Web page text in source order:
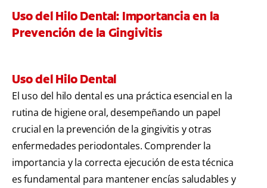
Uso del Hilo Dental: Importancia en la
Prevención de la Gingivitis
Uso del Hilo Dental
El uso del hilo dental es una práctica esencial en la
rutina de higiene oral, desempeñando un papel
crucial en la prevención de la gingivitis y otras
enfermedades periodontales. Comprender la
importancia y la correcta ejecución de esta técnica
es fundamental para mantener encías saludables y